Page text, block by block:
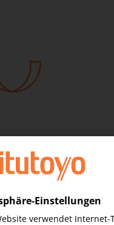
eine
sodass der Bediener
kann und dabei
gewährleistet